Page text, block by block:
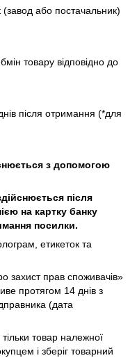
або постачальник)
товару відповідно до
після отримання (*для
з допомогою
після
на картку банку
посилки.
етикеток та
захист прав споживачів»
протягом 14 днів з
(дата
товар належної
і зберіг товарний